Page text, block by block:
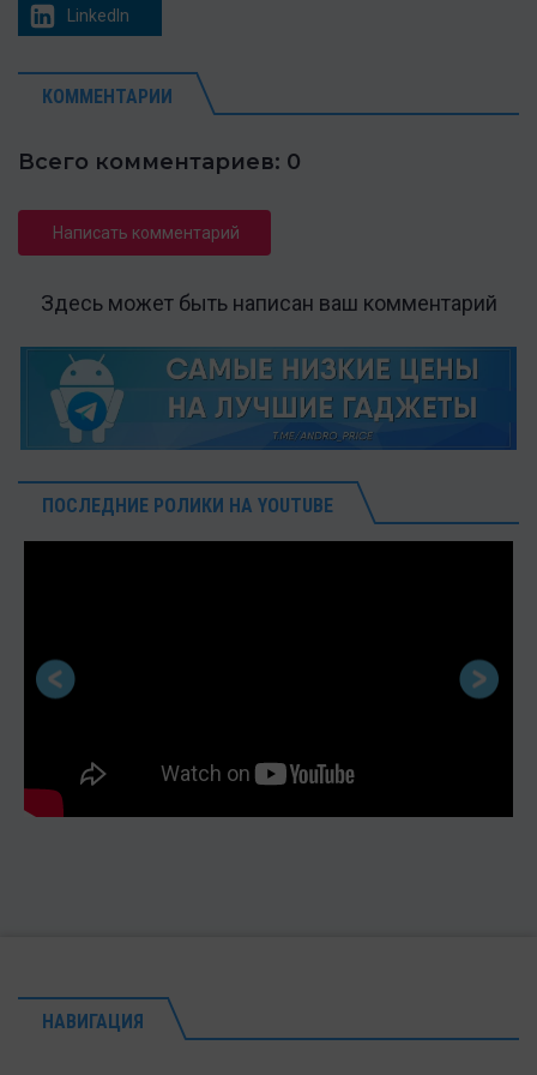
LinkedIn
КОММЕНТАРИИ
Всего комментариев: 0
Написать комментарий
Здесь может быть написан ваш комментарий
ПОСЛЕДНИЕ РОЛИКИ НА YOUTUBE
НАВИГАЦИЯ